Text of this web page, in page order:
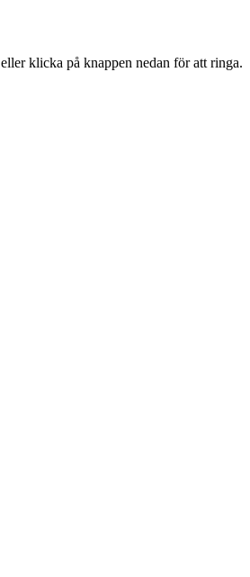
eller klicka på knappen nedan för att ringa.